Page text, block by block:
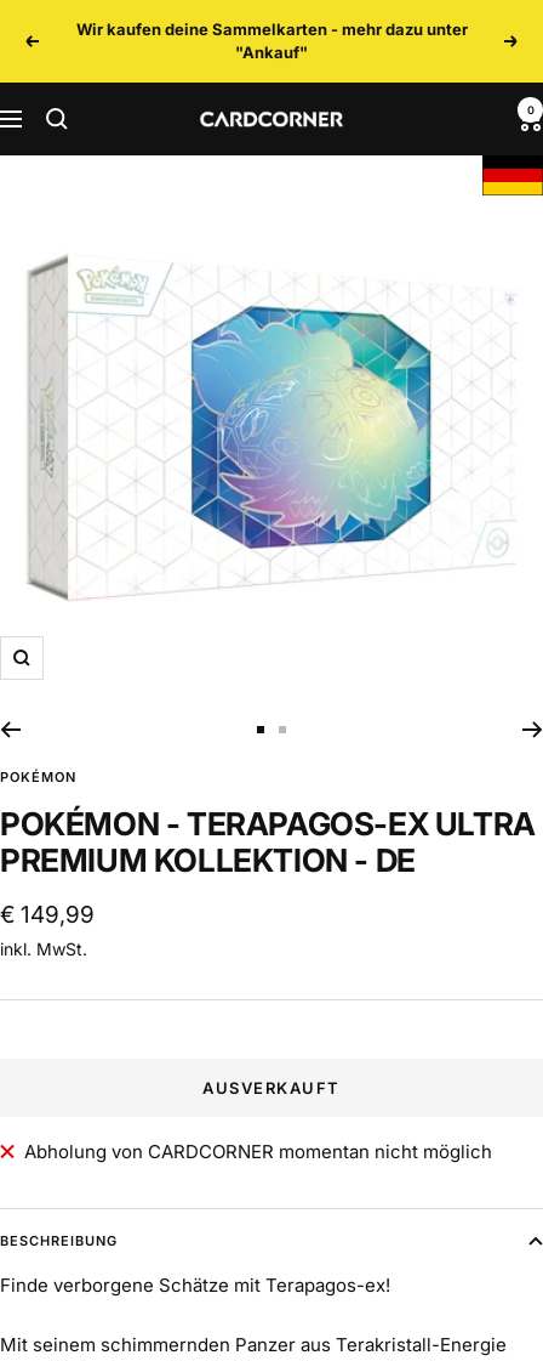
zumZurück
Wir kaufen deine Sammelkarten - mehr dazu unter
"Ankauf"
Navigation CARDCORNER 0
Zoom
gehen
gehen
POKÉMON
POKÉMON - TERAPAGOS-EX ULTRA
PREMIUM KOLLEKTION - DE
Angebotspreis
€ 149,99
inkl. MwSt.
AUSVERKAUFT
Abholung von CARDCORNER momentan nicht möglich
BESCHREIBUNG
Finde verborgene Schätze mit Terapagos-ex!
Mit seinem schimmernden Panzer aus Terakristall-Energie